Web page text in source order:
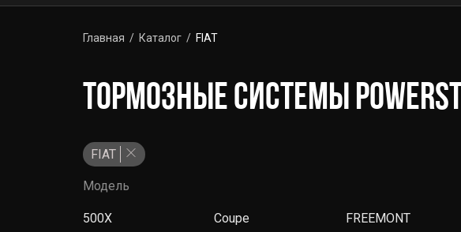
Главная Каталог FIAT
ТОРМОЗНЫЕ СИСТЕМЫ
FIAT
Модель
500X Coupe FREEMONT